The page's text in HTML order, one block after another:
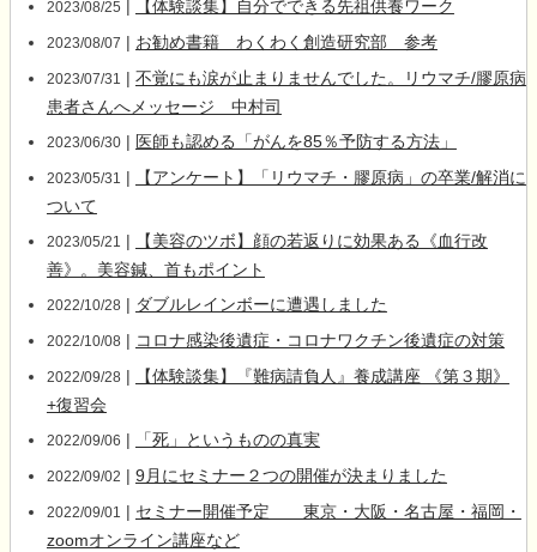
2023/08/25 【体験談集】自分でできる先祖供養ワーク
2023/08/07 | お勧め書籍 わくわく創造研究部 参考
2023/07/31 | 不覚にも涙が止まりませんでした。リウマチ/膠原病
患者さんへメッセージ 中村司
2023/06/30| 医師も認める「がんを85％予防する方法」
2023/05/31 |
【アンケート】「リウマチ・膠原病」の卒業/解消に
ついて
2023/05/21 |
【美容のツボ】顔の若返りに効果ある《血行改
善》。美容鍼、首もポイント
2022/10/28 | ダブルレインボーに遭遇しました
2022/10/08 | コロナ感染後遺症・コロナワクチン後遺症の対策
2022/09/28 |
【体験談集】『難病請負人』養成講座 《第３期》
+復習会
2022/09/06 | 「死」というものの真実
2022/09/02 | 9月にセミナー２つの開催が決まりました
2022/09/01 | セミナー開催予定 東京・大阪・名古屋・福岡・
zoomオンライン講座など